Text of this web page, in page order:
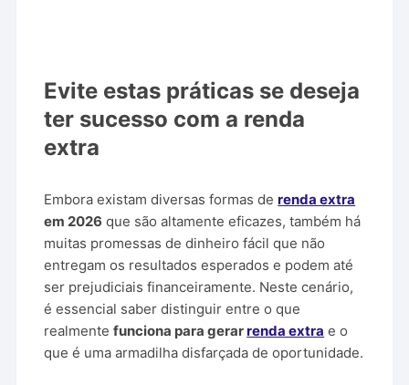
Evite estas práticas se deseja
ter sucesso com a renda
extra
Embora existam diversas formas derenda extra
em 2026 que são altamente eficazes, também há
muitas promessas de dinheiro fácil que não
entregam os resultados esperados e podem até
ser prejudiciais financeiramente. Neste cenário,
é essencial saber distinguir entre o que
realmentefunciona para gerarrenda extra e o
que é uma armadilha disfarçada de oportunidade.